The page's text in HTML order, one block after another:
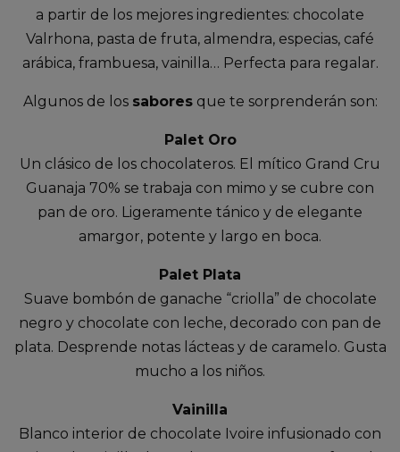
a partir de los mejores ingredientes: chocolate
Valrhona, pasta de fruta, almendra, especias, café
arábica, frambuesa, vainilla… Perfecta para regalar.
Algunos de los saboresque te sorprenderán son:
Palet Oro
Un clásico de los chocolateros. El mítico Grand Cru
Guanaja 70% se trabaja con mimo y se cubre con
pan de oro. Ligeramente tánico y de elegante
amargor, potente y largo en boca.
Palet Plata
Suave bombón de ganache “criolla” de chocolate
negro y chocolate con leche, decorado con pan de
plata. Desprende notas lácteas y de caramelo. Gusta
mucho a los niños.
Vainilla
Blanco interior de chocolate Ivoire infusionado con